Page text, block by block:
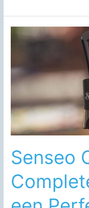
Ontkalken:
het
goed
Senseo